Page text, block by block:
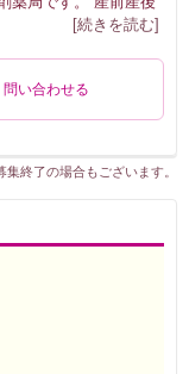
[続きを読む]
問い合わせる
終了の場合もございます。